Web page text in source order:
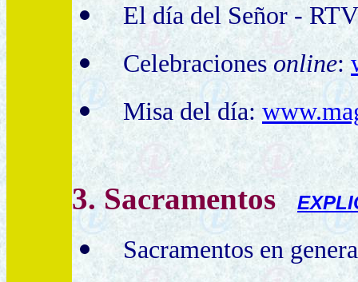
El día del Señor -
Celebracionesonline:
Misa del día:
3. Sacramentos
Sacramentos en